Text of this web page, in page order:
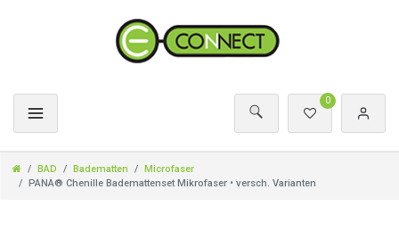
0
BAD Badematten
Microfaser
PANA® Chenille Bademattenset Mikrofaser • versch. Varianten